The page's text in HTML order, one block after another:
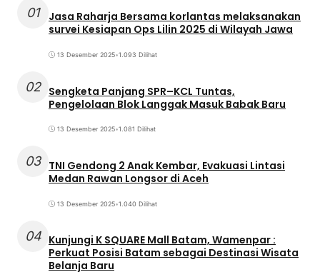
01
Jasa Raharja Bersama korlantas melaksanakan
survei Kesiapan Ops Lilin 2025 di Wilayah Jawa
13 Desember 2025•1.093 Dilihat
02 Sengketa Panjang SPR–KCL Tuntas,
Pengelolaan Blok Langgak Masuk Babak Baru
13 Desember 2025•1.081 Dilihat
03 TNI Gendong 2 Anak Kembar, Evakuasi Lintasi
Medan Rawan Longsor di Aceh
13 Desember 2025•1.040 Dilihat
04 Kunjungi K SQUARE Mall Batam, Wamenpar :
Perkuat Posisi Batam sebagai Destinasi Wisata
Belanja Baru